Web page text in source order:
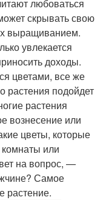
любоваться
скрывать свою
выращиванием.
увлекается
доходы.
цветами, все же
растения подойдет
растения
вознесение или
цветы, которые
или
на вопрос, —
Самое
растение.